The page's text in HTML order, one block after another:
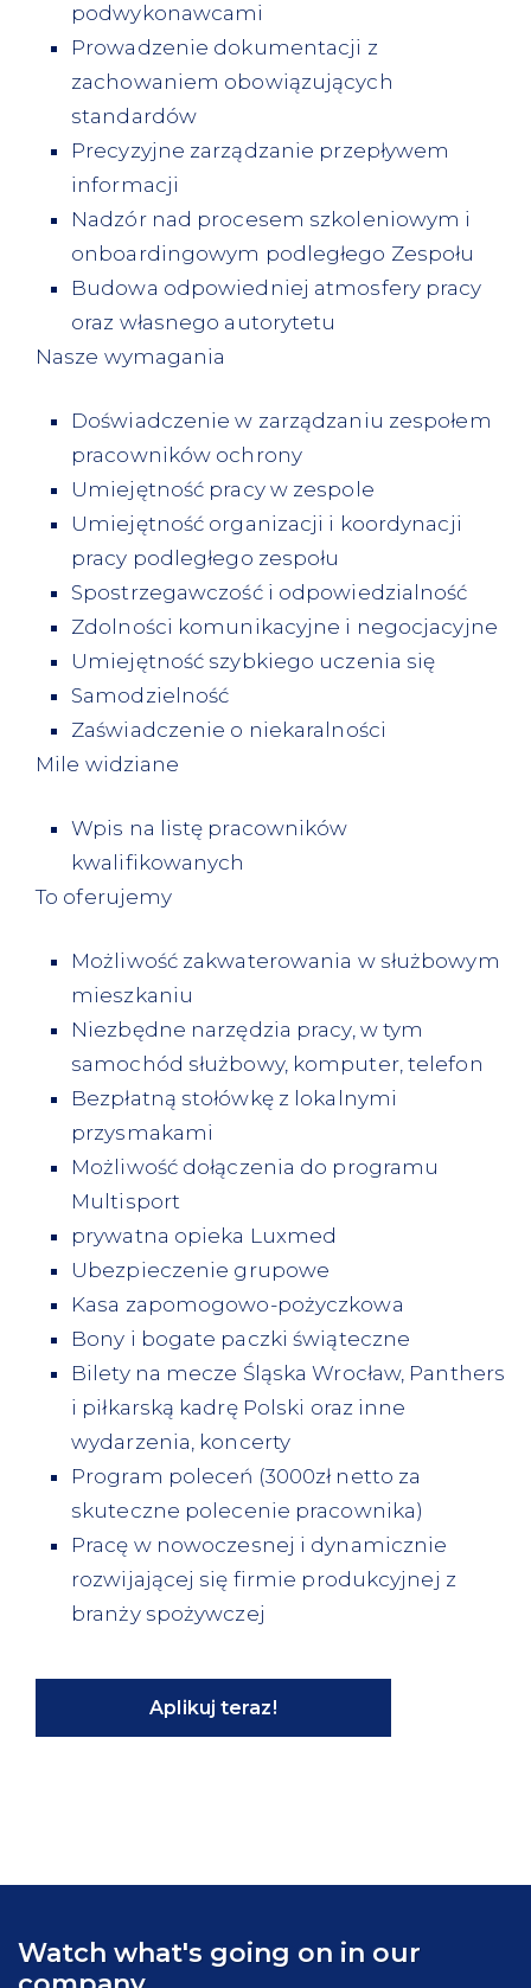
podwykonawcami
Prowadzenie dokumentacji z
zachowaniem obowiązujących
standardów
Precyzyjne zarządzanie przepływem
informacji
Nadzór nad procesem szkoleniowym i
onboardingowym podległego Zespołu
Budowa odpowiedniej atmosfery pracy
oraz własnego autorytetu
Nasze wymagania
Doświadczenie w zarządzaniu zespołem
pracowników ochrony
Umiejętność pracy w zespole
Umiejętność organizacji i koordynacji
pracy podległego zespołu
Spostrzegawczość i odpowiedzialność
Zdolności komunikacyjne i negocjacyjne
Umiejętność szybkiego uczenia się
Samodzielność
Zaświadczenie o niekaralności
Mile widziane
Wpis na listę pracowników
kwalifikowanych
To oferujemy
Możliwość zakwaterowania w służbowym
mieszkaniu
Niezbędne narzędzia pracy, w tym
samochód służbowy, komputer, telefon
Bezpłatną stołówkę z lokalnymi
przysmakami
Możliwość dołączenia do programu
Multisport
prywatna opieka Luxmed
Ubezpieczenie grupowe
Kasa zapomogowo-pożyczkowa
Bony i bogate paczki świąteczne
Bilety na mecze Śląska Wrocław, Panthers
i piłkarską kadrę Polski oraz inne
wydarzenia, koncerty
Program poleceń (3000zł netto za
skuteczne polecenie pracownika)
Pracę w nowoczesnej i dynamicznie
rozwijającej się firmie produkcyjnej z
branży spożywczej
Aplikuj teraz!
Watch what's going on in our